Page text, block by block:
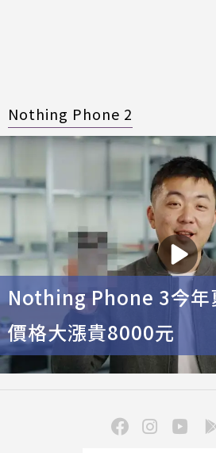
Nothing Phone 2
Nothing Phone 3今年
價格大漲貴8000元